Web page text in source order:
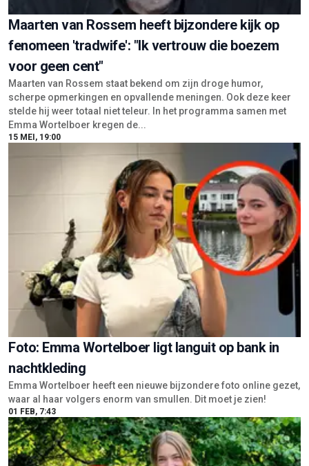
Maarten van Rossem heeft bijzondere kijk op
fenomeen 'tradwife': "Ik vertrouw die boezem
voor geen cent"
Maarten van Rossem staat bekend om zijn droge humor,
scherpe opmerkingen en opvallende meningen. Ook deze keer
stelde hij weer totaal niet teleur. In het programma samen met
Emma Wortelboer kregen de...
15 MEI, 19:00
Foto: Emma Wortelboer ligt languit op bank in
nachtkleding
Emma Wortelboer heeft een nieuwe bijzondere foto online gezet,
waar al haar volgers enorm van smullen. Dit moet je zien!
01 FEB, 7:43